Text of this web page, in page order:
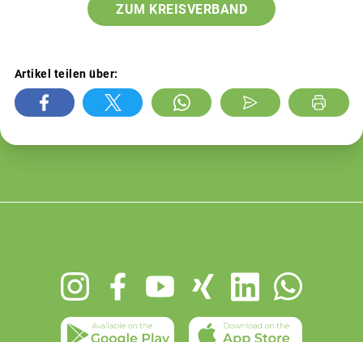
ZUM KREISVERBAND
Artikel teilen über: